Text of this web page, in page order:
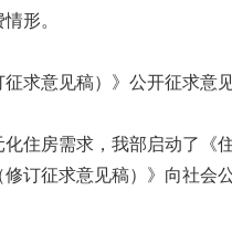
形。
求意见稿）》公开征求意
住房需求，我部启动了《
订征求意见稿）》向社会